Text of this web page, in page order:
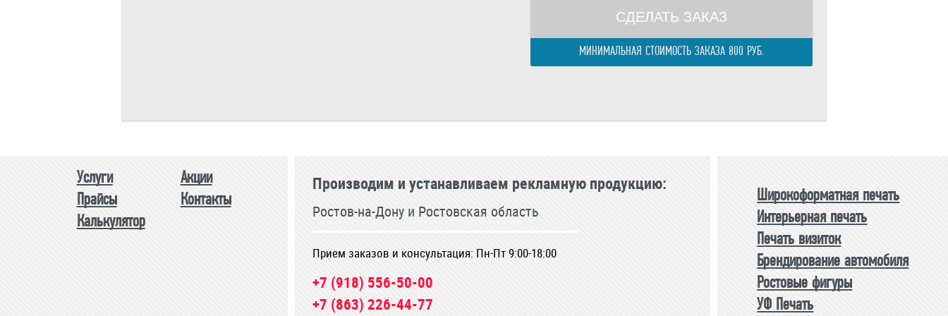
СДЕЛАТЬ ЗАКАЗ
МИНИМАЛЬНАЯ СТОИМОСТЬ ЗАКАЗА 800 РУБ.
Услуги
Акции
Прайсы
Контакты
Калькулятор
Производим и устанавливаем рекламную продукцию:
Ростов-на-Дону и Ростовская область
Прием заказов и консультация: Пн-Пт 9:00-18:00
+7 (918) 556-50-00
+7 (863) 226-44-77
Широкоформатная печать
Интерьерная печать
Печать визиток
Брендирование автомобиля
Ростовые фигуры
УФ Печать